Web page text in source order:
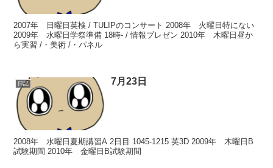
2007年 日曜日英検 / TULIPのコンサート 2008年 火曜日特にない
2009年 水曜日学祭準備 18時- / 情報プレゼン 2010年 木曜日昼か
ら実習 /・美術 /・パネル
日記 7月23日
2008年 水曜日夏期講習A 2日目 1045-1215 英3D 2009年 木曜日B
試験期間 2010年 金曜日B試験期間